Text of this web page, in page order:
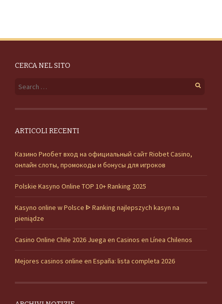
CERCA NEL SITO
Search for:
ARTICOLI RECENTI
Казино Риобет вход на официальный сайт Riobet Casino,
онлайн слоты, промокоды и бонусы для игроков
Polskie Kasyno Online TOP 10+ Ranking 2025
Kasyno online w Polsce ᐈ Ranking najlepszych kasyn na
pieniądze
Casino Online Chile 2026 Juega en Casinos en Línea Chilenos
Mejores casinos online en España: lista completa 2026